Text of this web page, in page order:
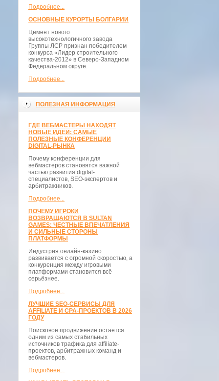
Подробнее...
ОСНОВНЫЕ КУРОРТЫ БОЛГАРИИ
Цемент нового
высокотехнологичного завода
Группы ЛСР признан победителем
конкурса «Лидер строительного
качества-2012» в Северо-Западном
Федеральном округе.
Подробнее...
ПОЛЕЗНАЯ ИНФОРМАЦИЯ
ГДЕ ВЕБМАСТЕРЫ НАХОДЯТ
НОВЫЕ ИДЕИ: САМЫЕ
ПОЛЕЗНЫЕ КОНФЕРЕНЦИИ
DIGITAL-РЫНКА
Почему конференции для
вебмастеров становятся важной
частью развития digital-
специалистов, SEO-экспертов и
арбитражников.
Подробнее...
ПОЧЕМУ ИГРОКИ
ВОЗВРАЩАЮТСЯ В SULTAN
GAMES: ЧЕСТНЫЕ ВПЕЧАТЛЕНИЯ
И СИЛЬНЫЕ СТОРОНЫ
ПЛАТФОРМЫ
Индустрия онлайн-казино
развивается с огромной скоростью, а
конкуренция между игровыми
платформами становится всё
серьёзнее.
Подробнее...
ЛУЧШИЕ SEO-СЕРВИСЫ ДЛЯ
AFFILIATE И CPA-ПРОЕКТОВ В 2026
ГОДУ
Поисковое продвижение остается
одним из самых стабильных
источников трафика для affiliate-
проектов, арбитражных команд и
вебмастеров.
Подробнее...